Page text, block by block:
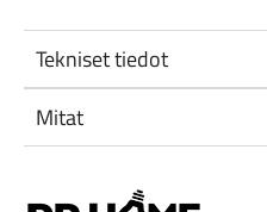
Tekniset tiedot
Mitat